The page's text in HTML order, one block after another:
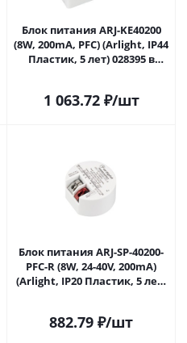
Блок питания ARJ-KE40200
(8W, 200mA, PFC) (Arlight, IP44
Пластик, 5 лет) 028395 в
1 063.72₽/шт
Блок питания ARJ-SP-40200-
PFC-R (8W, 24-40V, 200mA)
(Arlight, IP20 Пластик, 5 лет)
882.79 ₽/шт